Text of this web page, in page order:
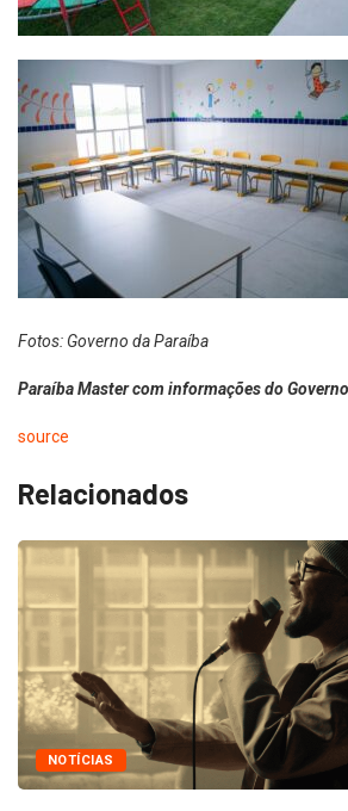
Fotos: Governo da Paraíba
Paraíba Master com informações do
source
Relacionados
NOTÍCIAS